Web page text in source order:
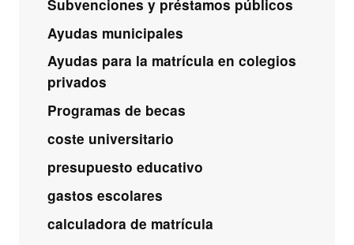
Subvenciones y préstamos públicos
Ayudas municipales
Ayudas para la matrícula en colegios
privados
Programas de becas
coste universitario
presupuesto educativo
gastos escolares
calculadora de matrícula